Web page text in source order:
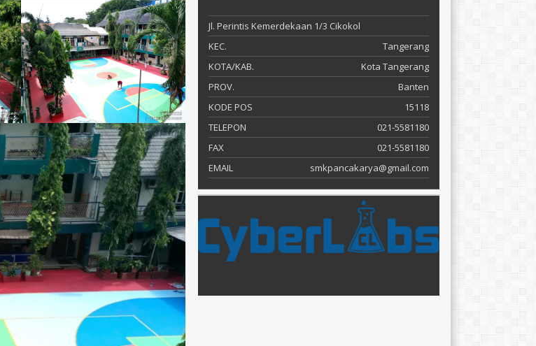
Jl. Perintis Kemerdekaan 1/3 Cikokol
KEC.
Tangerang
KOTA/KAB.
Kota Tangerang
PROV.
Banten
KODE POS
15118
TELEPON
021-5581180
FAX
021-5581180
EMAIL
smkpancakarya@gmail.com